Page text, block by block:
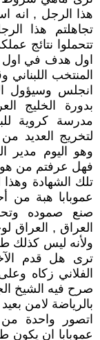
هذا الرجل , انه
تجاهلتم هذا
تتحملوا نتائج
المنتخب
انجلس وسيؤول
بدورة الخليج
مدرسة كروية
لتخريج العديد
وهو اليوم مدير
فهل عرفتم من هو
تلك الشهادة وهذا
عموبابا هبة من
صنع صموده
العراق , العراق
ولأنه ليس كذلك
ترى هل قدم
الفلاني زكاه
صرح فيه الشيخ
بالرياضة لامن
اتصور واحدة
عموبابا ان يكون